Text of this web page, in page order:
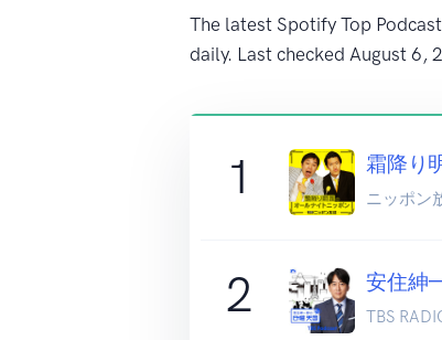
The latest Spotify Top
daily. Last checked August 6,
1 霜降り
ニッポン
2 安住紳
TBS